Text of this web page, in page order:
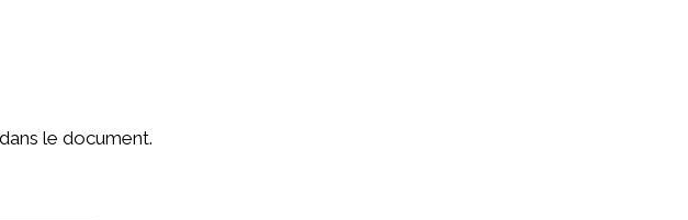
le document.